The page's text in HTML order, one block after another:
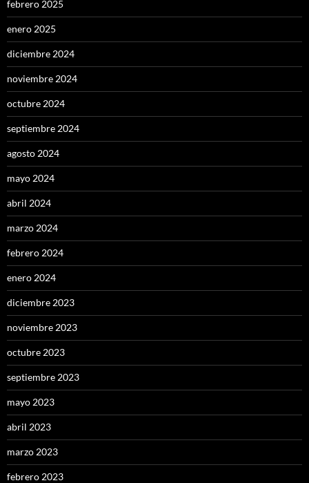
febrero 2025
enero 2025
diciembre 2024
noviembre 2024
octubre 2024
septiembre 2024
agosto 2024
mayo 2024
abril 2024
marzo 2024
febrero 2024
enero 2024
diciembre 2023
noviembre 2023
octubre 2023
septiembre 2023
mayo 2023
abril 2023
marzo 2023
febrero 2023